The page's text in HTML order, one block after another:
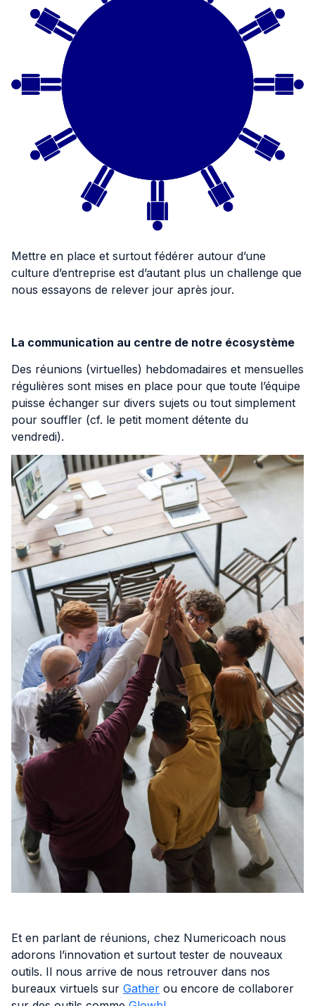
Mettre en place et surtout fédérer autour d’une
culture d’entreprise est d’autant plus un challenge que
nous essayons de relever jour après jour.
La communication au centre de notre écosystème
Des réunions (virtuelles) hebdomadaires et mensuelles
régulières sont mises en place pour que toute l’équipe
puisse échanger sur divers sujets ou tout simplement
pour souffler (cf. le petit moment détente du
vendredi).
Et en parlant de réunions, chez Numericoach nous
adorons l’innovation et surtout tester de nouveaux
outils. Il nous arrive de nous retrouver dans nos
bureaux virtuels sur Gather ou encore de collaborer